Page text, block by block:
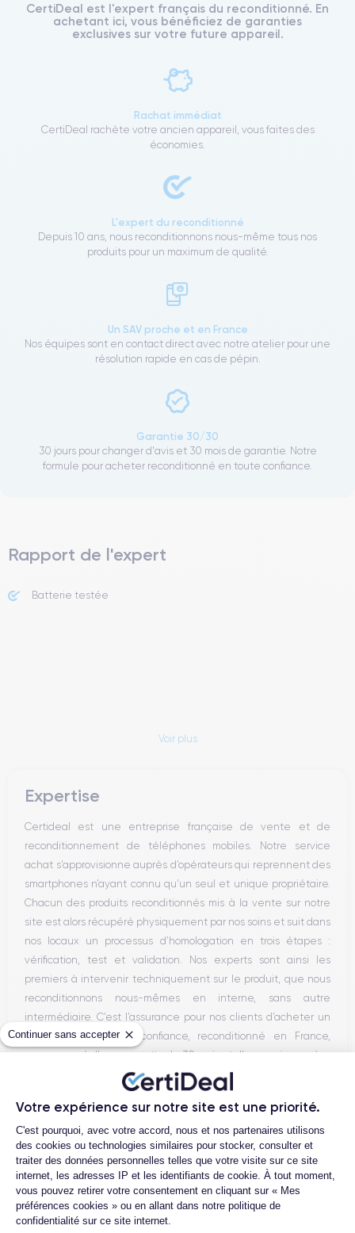
Continuer sans accepter
Votre expérience sur notre site est une priorité.
Plateforme de Gestion du
C'est pourquoi, avec votre accord, nous et nos partenaires utilisons
des cookies ou technologies similaires pour stocker, consulter et
traiter des données personnelles telles que votre visite sur ce site
internet, les adresses IP et les identifiants de cookie. À tout moment,
vous pouvez retirer votre consentement en cliquant sur « Mes
préférences cookies » ou en allant dans notre politique de
confidentialité sur ce site internet.
CertiDeal est l'expert français du reconditionné. En
achetant ici, vous bénéficiez de garanties
exclusives sur votre future appareil.
Rachat immédiat
CertiDeal rachète votre ancien appareil, vous faites des
économies.
L'expert du reconditionné
Depuis 10 ans, nous reconditionnons nous-même tous nos
produits pour un maximum de qualité.
Un SAV proche et en France
Nos équipes sont en contact direct avec notre atelier pour une
résolution rapide en cas de pépin.
Garantie 30/30
30 jours pour changer d'avis et 30 mois de garantie. Notre
formule pour acheter reconditionné en toute confiance.
Rapport de l'expert
Batterie testée
Voir plus
Expertise
Certideal est une entreprise française de vente et de
reconditionnement de téléphones mobiles. Notre service
achat s’approvisionne auprès d’opérateurs qui reprennent des
smartphones n’ayant connu qu’un seul et unique propriétaire.
Chacun des produits reconditionnés mis à la vente sur notre
site est alors récupéré physiquement par nos soins et suit dans
nos locaux un processus d’homologation en trois étapes :
vérification, test et validation. Nos experts sont ainsi les
premiers à intervenir techniquement sur le produit, que nous
reconditionnons nous-mêmes en interne, sans autre
intermédiaire. C’est l’assurance pour nos clients d’acheter un
téléphone en toute confiance, reconditionné en France,
accompagné d’une garantie de 30 mois et d’un service après-
vente en contact continu avec nos experts techniques.
Parcours d'un Smartphone